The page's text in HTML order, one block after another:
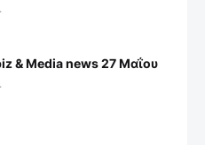
& Media news 27 Μαΐου